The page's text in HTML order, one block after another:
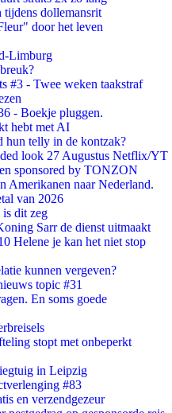
dollemansrit
door het leven
Limburg
#3 - Twee weken taakstraf
- Boekje pluggen.
hebt met AI
hun telly in de kontzak?
look 27 Augustus Netflix/YT
sponsored by TONZON
Amerikanen naar Nederland.
van 2026
is dit zeg
Sarr de dienst uitmaakt
Helene je kan het niet stop
kunnen vergeven?
topic #31
En soms goede
stopt met onbeperkt
in Leipzig
#83
en verzendgezeur